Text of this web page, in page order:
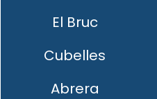
El Bruc
Cubelles
Abrera